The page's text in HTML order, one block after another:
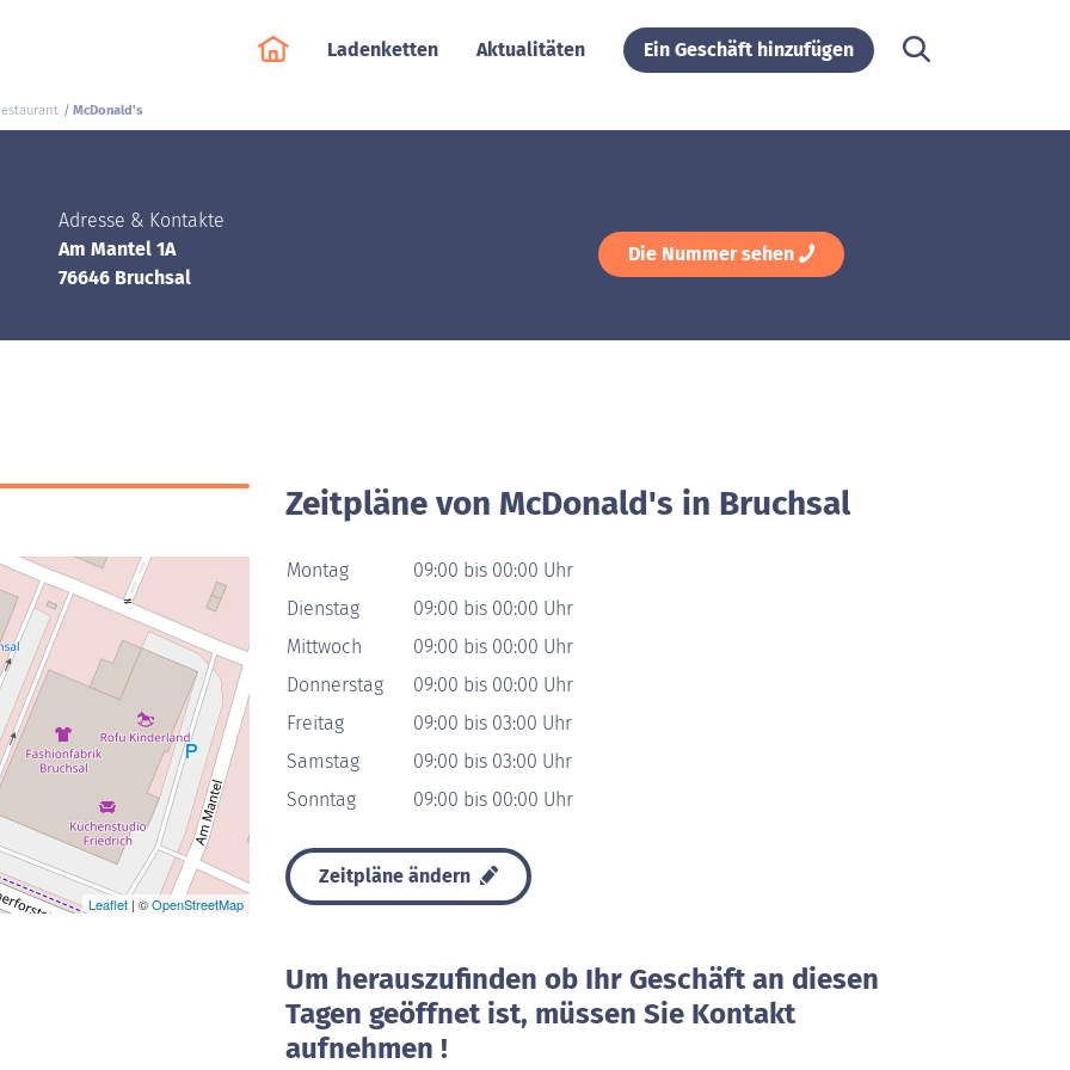
Ladenketten Aktualitäten Ein Geschäft hinzufügen
McDonald's
Adresse & Kontakte
Am Mantel 1A
76646 Bruchsal
Die Nummer sehen
Leaflet | ©OpenStreetMap
Zeitpläne von McDonald's in Bruchsal
Montag
09:00 bis 00:00 Uhr
Dienstag
09:00 bis 00:00 Uhr
Mittwoch
09:00 bis 00:00 Uhr
Donnerstag
09:00 bis 00:00 Uhr
Freitag
09:00 bis 03:00 Uhr
Samstag
09:00 bis 03:00 Uhr
Sonntag
09:00 bis 00:00 Uhr
Zeitpläne ändern
Um herauszufinden ob Ihr Geschäft an diesen
Tagen geöffnet ist, müssen Sie Kontakt
aufnehmen !